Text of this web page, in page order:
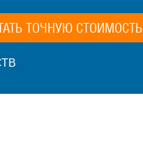
ТОЧНУЮ СТОИМОСТЬ